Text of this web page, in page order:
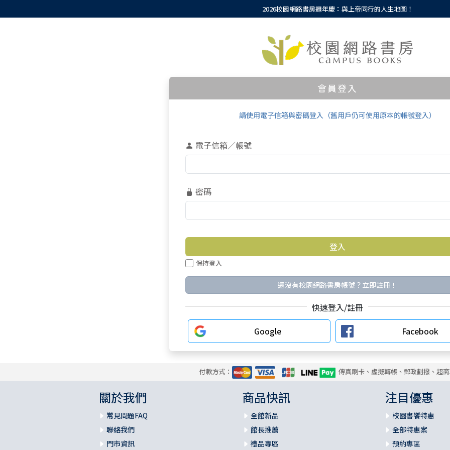
2026校園網路書房週年慶：與上帝同行的人生地圖！
會員登入
請使用電子信箱與密碼登入（舊用戶仍可使用原本的帳號登入）
電子信箱／帳號
密碼
保持登入
還沒有校園網路書房帳號？立即註冊！
快速登入/註冊
Google
Facebook
付款方式： 傳真刷卡、虛擬轉帳、郵政劃撥、超
關於我們
常見問題FAQ
聯絡我們
門市資訊
商品快訊
全館新品
館長推薦
禮品專區
注目優惠
校園書饗特惠
全部特惠案
預約專區